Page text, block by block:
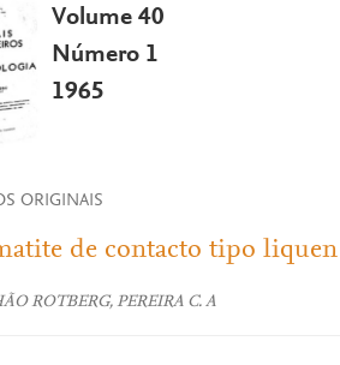
Volume 40
Número 1
1965
ORIGINAIS
de contacto tipo
ROTBERG, PEREIRA C. A